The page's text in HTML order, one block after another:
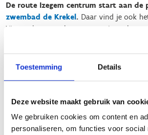
Toestemming Details
Deze website maakt gebruik van
We gebruiken cookies om content en
personaliseren, om functies voor social
De route Izegem centrum start aan de
zwembad de Krekel. Daar vind je ook
Via een korte aanloop passeer je onder
. De route breng
de Vaartdijk naar Kachtem waar je kan
routeIzegem: Kachtem
De totale afstand van deze route
Parkeermogelijkheid:Parking zwembad
blauwe zone max 4u)